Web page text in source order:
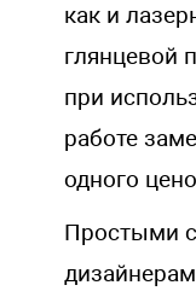
как и
глянцевой
при
работе
одного
Простыми